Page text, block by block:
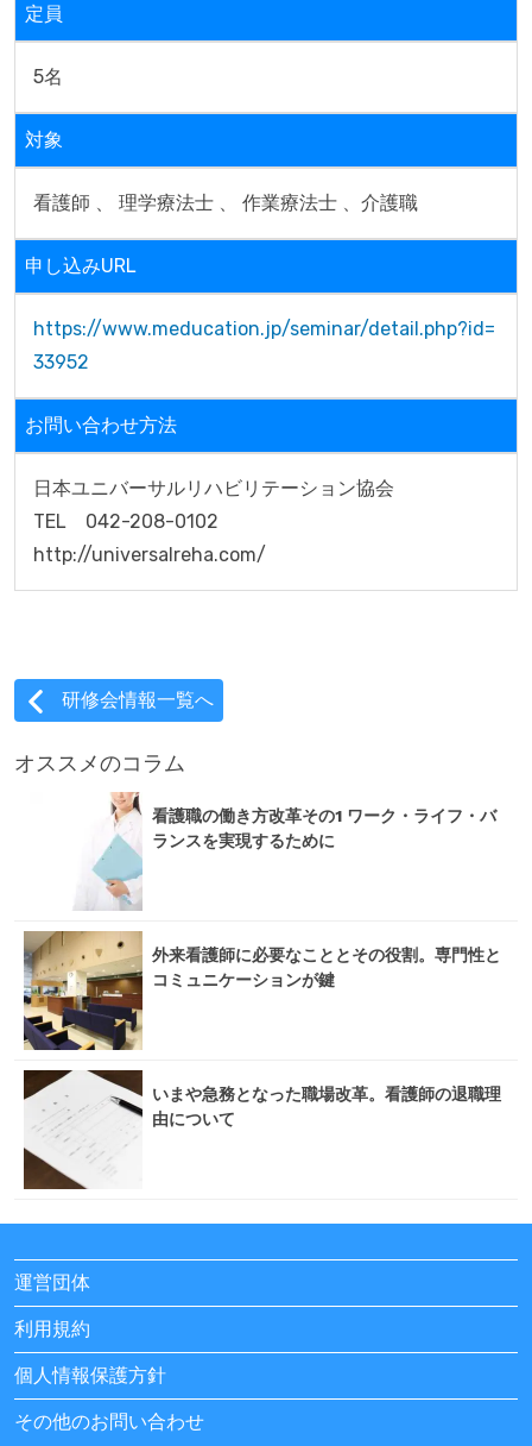
定員
5名
対象
看護師 、 理学療法士 、 作業療法士 、介護職
申し込みURL
https://www.meducation.jp/seminar/detail.php?id=
33952
お問い合わせ方法
日本ユニバーサルリハビリテーション協会
TEL　042-208-0102
http://universalreha.com/
研修会情報一覧へ
オススメのコラム
看護職の働き方改革その1 ワーク・ライフ・バ
ランスを実現するために
外来看護師に必要なこととその役割。専門性と
コミュニケーションが鍵
いまや急務となった職場改革。看護師の退職理
由について
運営団体
利用規約
個人情報保護方針
その他のお問い合わせ